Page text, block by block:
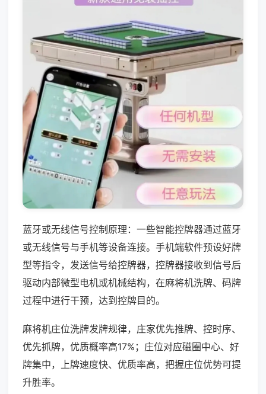
蓝牙或无线信号控制原理：一些智能控牌器通过蓝牙
或无线信号与手机等设备连接。手机端软件预设好牌
型等指令，发送信号给控牌器，控牌器接收到信号后
驱动内部微型电机或机械结构，在麻将机洗牌、码牌
过程中进行干预，达到控牌目的。
麻将机庄位洗牌发牌规律，庄家优先推牌、控时序、
优先抓牌，优质概率高17%；庄位对应磁圈中心、好
牌集中，上牌速度快、优质率高，把握庄位优势可提
升胜率。